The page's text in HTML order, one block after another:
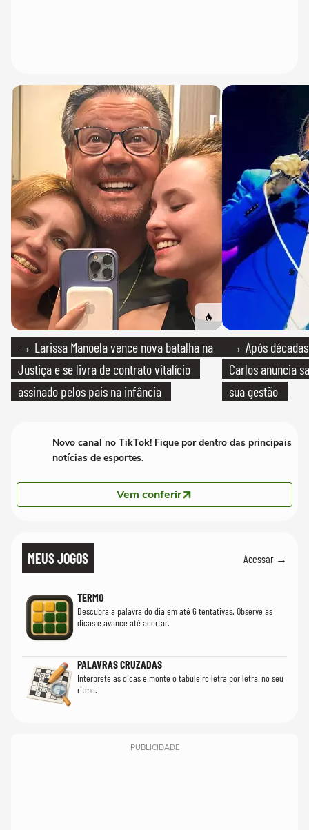
→ Larissa Manoela vence nova batalha na
Justiça e se livra de contrato vitalício
assinado pelos pais na infância
→ Após
Carlos anuncia
sua gestão
Novo canal no TikTok! Fique por dentro das principais
notícias de esportes.
Vem conferir
MEUS JOGOS Acessar →
TERMO
Descubra a palavra do dia em até 6 tentativas. Observe as
dicas e avance até acertar.
PALAVRAS CRUZADAS
Interprete as dicas e monte o tabuleiro letra por letra, no seu
ritmo.
PUBLICIDADE